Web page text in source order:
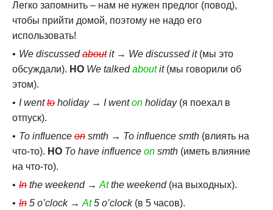
Легко запомнить – нам не нужен предлог (повод),
чтобы прийти домой, поэтому не надо его
использовать!
We discussedaboutit→ We discussed it(мы это
обсуждали). НО We talkedaboutit(мы говорили об
этом).
I wentto holiday→ I wenton holiday(я поехал в
отпуск).
To influence on smth → To influence smth (влиять на
что-то). НО To have influence on smth (иметь влияние
на что-то).
In the weekend→ Atthe weekend(на выходных).
In 5 o’clock→ At5 o’clock(в 5 часов).